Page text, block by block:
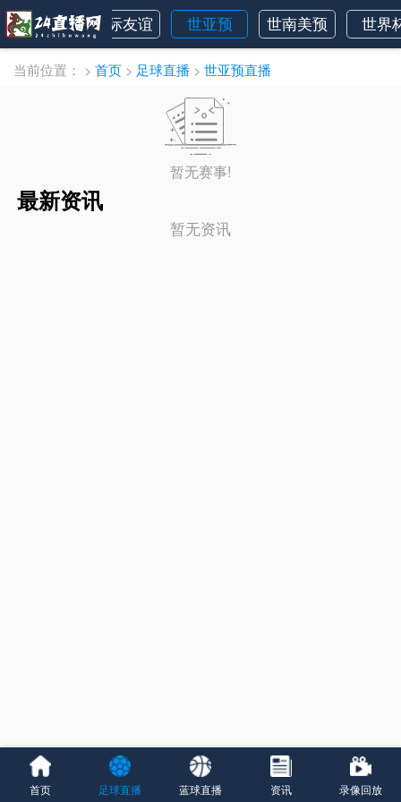
挪超 国际友谊 世亚预 世南美预 世界
当前位置： > 首页 > 足球直播 > 世亚预直播
暂无赛事!
最新资讯
暂无资讯
首页 足球直播 蓝球直播 资讯 录像回放